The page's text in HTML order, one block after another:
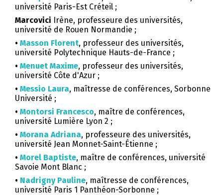
université Paris-Est Créteil ;
Marcovici Irène, professeure des universités,
université de Rouen Normandie ;
• Masson Florent, professeur des universités,
université Polytechnique Hauts-de-France ;
• Menuet Maxime, professeur des universités,
université Côte d'Azur ;
• Messio Laura, maîtresse de conférences, Sorbonne
Université ;
• Montorsi Francesco, maître de conférences,
université Lumière Lyon 2 ;
• Morana Adriana, professeure des universités,
université Jean Monnet-Saint-Étienne ;
• Morel Baptiste, maître de conférences, université
Savoie Mont Blanc ;
• Nadrigny Pauline, maîtresse de conférences,
université Paris 1 Panthéon-Sorbonne ;